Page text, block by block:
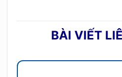
BÀI VIẾT